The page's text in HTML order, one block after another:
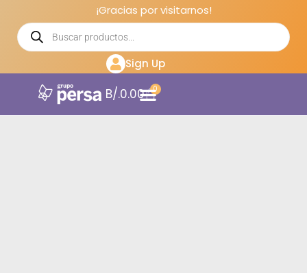
¡Gracias por visitarnos!
Sign Up
B/.0.00 0